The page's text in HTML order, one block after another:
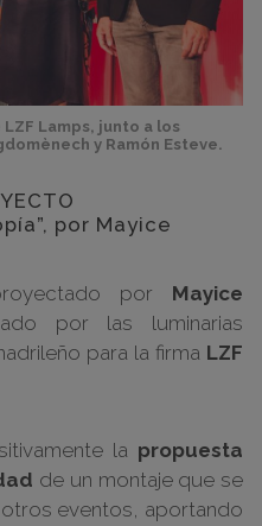
Lamps, junto a los
y Ramón Esteve.
por Mayice
por Mayice
por las luminarias
para la firma LZF
la propuesta
de un montaje que se
eventos, aportando